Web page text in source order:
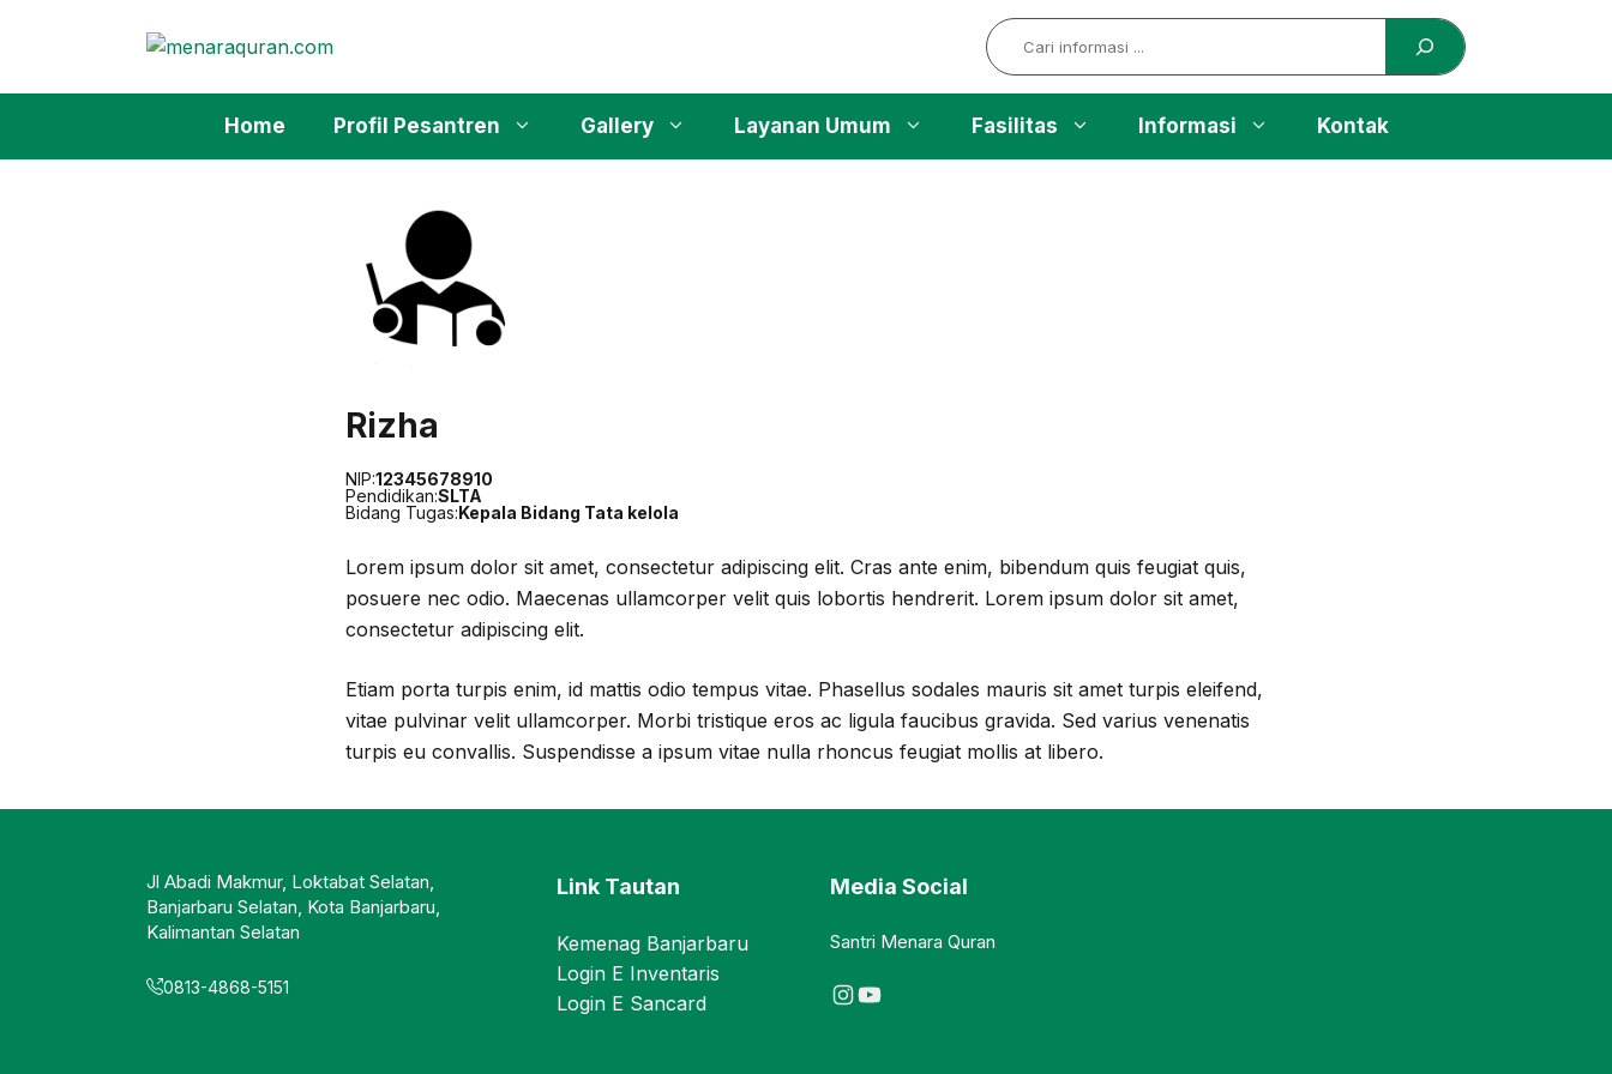
Search
Home Profil Pesantren Gallery Layanan Umum Fasilitas Informasi Kontak
Rizha
NIP:12345678910
Pendidikan:SLTA
Bidang Tugas:Kepala Bidang Tata kelola
Lorem ipsum dolor sit amet, consectetur adipiscing elit. Cras ante enim, bibendum quis feugiat quis,
posuere nec odio. Maecenas ullamcorper velit quis lobortis hendrerit. Lorem ipsum dolor sit amet,
consectetur adipiscing elit.
Etiam porta turpis enim, id mattis odio tempus vitae. Phasellus sodales mauris sit amet turpis eleifend,
vitae pulvinar velit ullamcorper. Morbi tristique eros ac ligula faucibus gravida. Sed varius venenatis
turpis eu convallis. Suspendisse a ipsum vitae nulla rhoncus feugiat mollis at libero.
Jl Abadi Makmur, Loktabat Selatan,
Banjarbaru Selatan, Kota Banjarbaru,
Kalimantan Selatan
0813-4868-5151
Link Tautan
Kemenag Banjarbaru
Login E Inventaris
Login E Sancard
Media Social
Santri Menara Quran
Instagram
YouTube